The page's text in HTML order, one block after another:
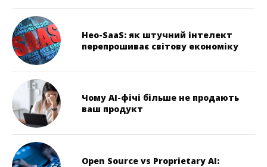
Нео-SaaS: як штучний інтелект
перепрошиває світову економіку
Чому AI-фічі більше не продають
ваш продукт
Open Source vs Proprietary AI: